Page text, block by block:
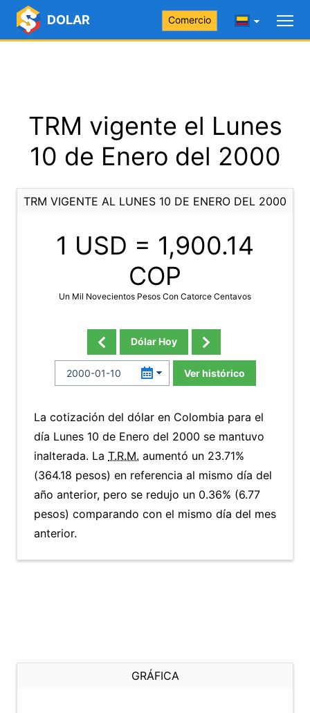
DOLAR Comercio
TRM vigente el Lunes
10 de Enero del 2000
TRM VIGENTE AL LUNES 10 DE ENERO DEL 2000
1 USD = 1,900.14
COP
Un Mil Novecientos Pesos Con Catorce Centavos
Dólar Hoy
Ver histórico
La cotización del dólar en Colombia para el
día Lunes 10 de Enero del 2000 se mantuvo
inalterada. La T.R.M. aumentó un 23.71%
(364.18 pesos) en referencia al mismo día del
año anterior, pero se redujo un 0.36% (6.77
pesos) comparando con el mismo día del mes
anterior.
GRÁFICA